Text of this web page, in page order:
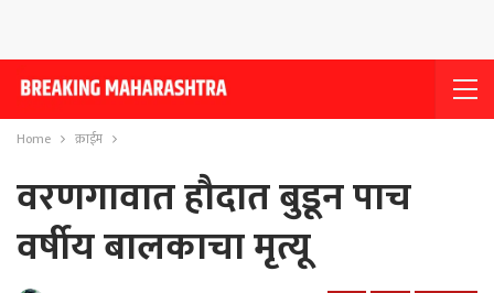
Home क्राईम
वरणगावात हौदात बुडून पाच
वर्षीय बालकाचा मृत्यू